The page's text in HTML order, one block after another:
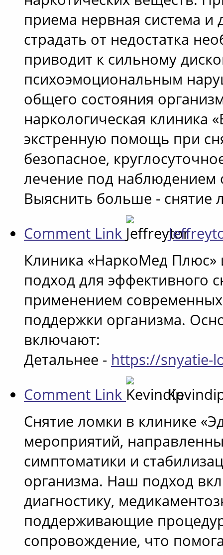
приема нервная система и
страдать от недостатка
приводит к сильному
психоэмоциональным
общего состояния
наркологическая клиника
экстренную помощь при
безопасное,
лечение под наблюдением
Выяснить больше - снятие
Comment Link
Клиника «НаркоМед Плюс»
подход для эффективного
применением
поддержки организма.
включают:
Детальнее - https://snyatie-
Comment Link
Снятие ломки в клинике
мероприятий,
симптоматики и
организма. Наш подход
диагностику,
поддерживающие
сопровождение, что